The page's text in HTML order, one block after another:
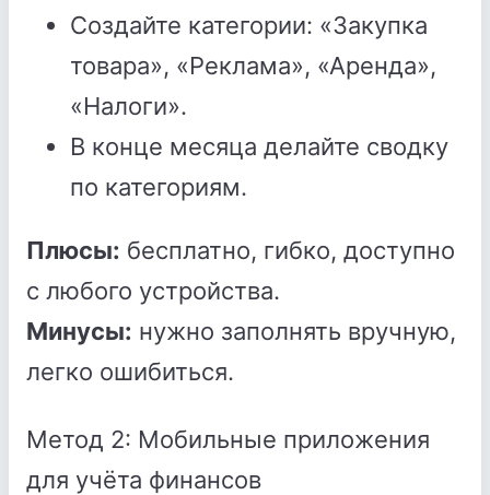
Создайте категории: «Закупка
товара», «Реклама», «Аренда»,
«Налоги».
В конце месяца делайте сводку
по категориям.
Плюсы: бесплатно, гибко, доступно
с любого устройства.
Минусы: нужно заполнять вручную,
легко ошибиться.
Метод 2: Мобильные приложения
для учёта финансов